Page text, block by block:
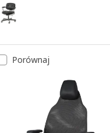
ALEFJÄLL, Krzesło
Porównaj